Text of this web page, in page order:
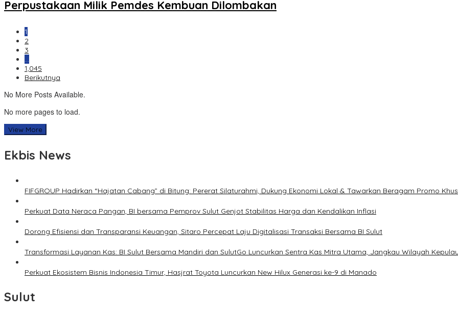
Perpustakaan Milik Pemdes Kembuan Dilombakan
1
2
3
…
1,045
Berikutnya
No More Posts Available.
No more pages to load.
View More
Ekbis News
FIFGROUP Hadirkan “Hajatan Cabang” di Bitung: Pererat Silaturahmi, Dukung Ekonomi Lokal & Tawarkan Beragam Promo
Perkuat Data Neraca Pangan, BI bersama Pemprov Sulut Genjot Stabilitas Harga dan Kendalikan Inflasi
Dorong Efisiensi dan Transparansi Keuangan, Sitaro Percepat Laju Digitalisasi Transaksi Bersama BI Sulut
Transformasi Layanan Kas: BI Sulut Bersama Mandiri dan SulutGo Luncurkan Sentra Kas Mitra Utama, Jangkau Wilayah
Perkuat Ekosistem Bisnis Indonesia Timur, Hasjrat Toyota Luncurkan New Hilux Generasi ke-9 di Manado
Sulut